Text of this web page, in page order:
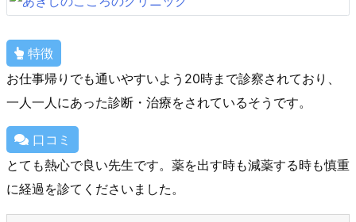
特徴
お仕事帰りでも通いやすいよう20時まで診察されており、
一人一人にあった診断・治療をされているそうです。
口コミ
とても熱心で良い先生です。薬を出す時も減薬する時も慎重
に経過を診てくださいました。